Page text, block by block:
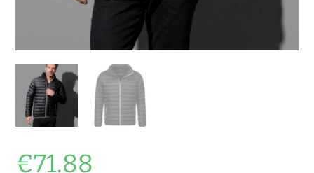
€71.88